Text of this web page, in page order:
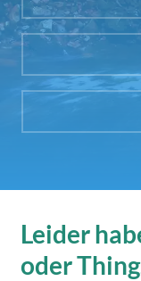
Leider
oder